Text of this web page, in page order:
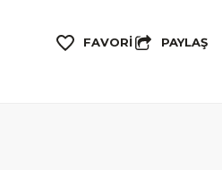
PAYLAŞ